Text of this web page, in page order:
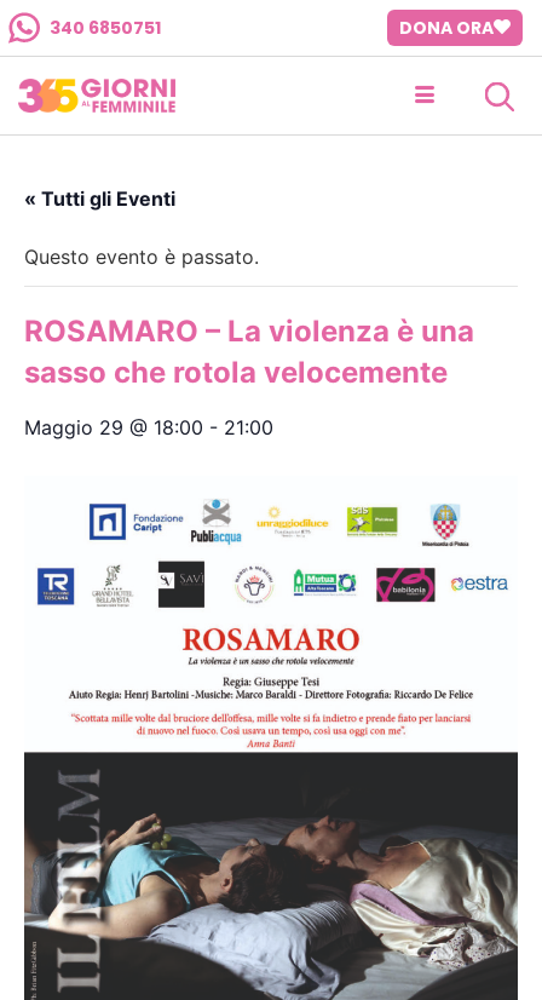
340 6850751 DONA ORA
« Tutti gli Eventi
Questo evento è passato.
ROSAMARO – La violenza è una
sasso che rotola velocemente
Maggio 29 @ 18:00 - 21:00